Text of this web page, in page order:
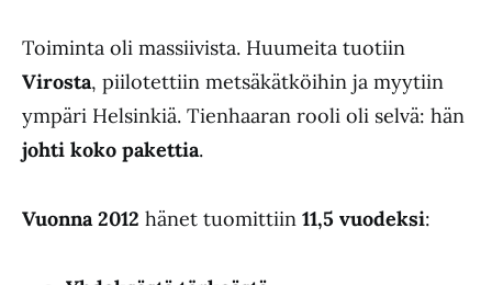
Toiminta oli massiivista. Huumeita tuotiin
Virosta, piilotettiin metsäkätköihin ja myytiin
ympäri Helsinkiä. Tienhaaran rooli oli selvä: hän
johti koko pakettia.
Vuonna 2012 hänet tuomittiin 11,5 vuodeksi: